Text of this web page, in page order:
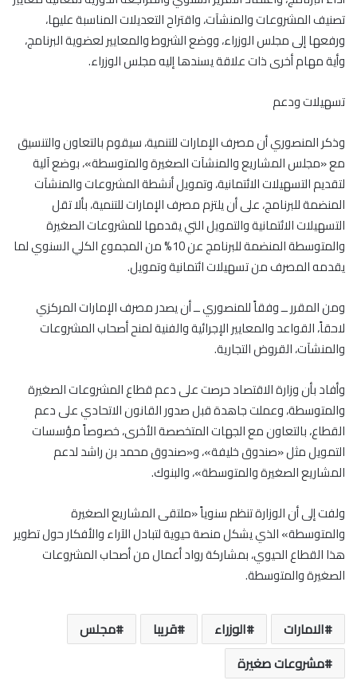
تصنيف المشروعات والمنشآت، واقتراح التعديلات المناسبة عليها،
ورفعها إلى مجلس الوزراء، ووضع الشروط والمعايير لعضوية البرنامج،
وأية مهام أخرى ذات علاقة يسندها إليه مجلس الوزراء.
تسهيلات ودعم
وذكر المنصوري أن مصرف الإمارات للتنمية، سيقوم بالتعاون والتنسيق
مع «مجلس المشاريع والمنشآت الصغيرة والمتوسطة»، بوضع آلية
لتقديم التسهيلات الائتمانية، وتمويل أنشطة المشروعات والمنشآت
المنضمة للبرنامج، على أن يلتزم مصرف الإمارات للتنمية، بألا تقل
التسهيلات الائتمانية والتمويل التي يقدمها للمشروعات الصغيرة
والمتوسطة المنضمة للبرنامج عن 10% من المجموع الكلي السنوي لما
يقدمه المصرف من تسهيلات ائتمانية وتمويل.
ومن المقرر ــ وفقاً للمنصوري ــ أن يصدر مصرف الإمارات المركزي
لاحقاً، القواعد والمعايير الإجرائية والفنية لمنح أصحاب المشروعات
والمنشآت، القروض التجارية.
وأفاد بأن وزارة الاقتصاد حرصت على دعم قطاع المشروعات الصغيرة
والمتوسطة، وعملت جاهدة قبل صدور القانون الاتحادي على دعم
القطاع، بالتعاون مع الجهات المتخصصة الأخرى، خصوصاً مؤسسات
التمويل مثل «صندوق خليفة»، و«صندوق محمد بن راشد لدعم
المشاريع الصغيرة والمتوسطة»، والبنوك.
ولفت إلى أن الوزارة تنظم سنوياً «ملتقى المشاريع الصغيرة
والمتوسطة» الذي يشكل منصة حيوية لتبادل الآراء والأفكار حول تطوير
هذا القطاع الحيوي، بمشاركة رواد أعمال من أصحاب المشروعات
الصغيرة والمتوسطة.
الامارات الوزراء قريبا
مجلس
مشروعات صغيرة